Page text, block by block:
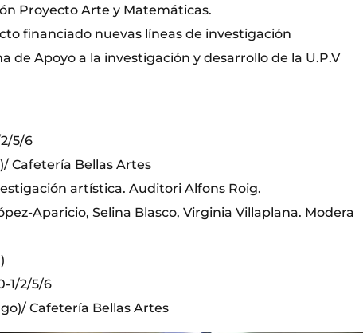
Proyecto Arte y Matemáticas.
financiado nuevas líneas de investigación
de Apoyo a la investigación y desarrollo de la U.P.V
5/6
Cafetería Bellas Artes
artística. Auditori Alfons Roig.
Aparicio, Selina Blasco, Virginia Villaplana. Modera
1/2/5/6
Cafetería Bellas Artes